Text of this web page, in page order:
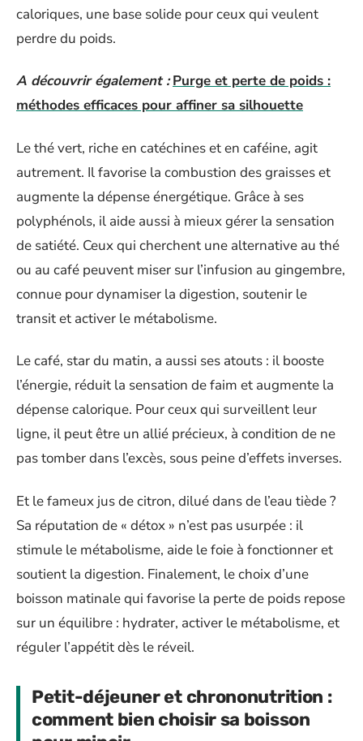
caloriques, une base solide pour ceux qui veulent
perdre du poids.
A découvrir également : Purge et perte de poids :
méthodes efficaces pour affiner sa silhouette
Le thé vert, riche en catéchines et en caféine, agit
autrement. Il favorise la combustion des graisses et
augmente la dépense énergétique. Grâce à ses
polyphénols, il aide aussi à mieux gérer la sensation
de satiété. Ceux qui cherchent une alternative au thé
ou au café peuvent miser sur l’infusion au gingembre,
connue pour dynamiser la digestion, soutenir le
transit et activer le métabolisme.
Le café, star du matin, a aussi ses atouts : il booste
l’énergie, réduit la sensation de faim et augmente la
dépense calorique. Pour ceux qui surveillent leur
ligne, il peut être un allié précieux, à condition de ne
pas tomber dans l’excès, sous peine d’effets inverses.
Et le fameux jus de citron, dilué dans de l’eau tiède ?
Sa réputation de « détox » n’est pas usurpée : il
stimule le métabolisme, aide le foie à fonctionner et
soutient la digestion. Finalement, le choix d’une
boisson matinale qui favorise la perte de poids repose
sur un équilibre : hydrater, activer le métabolisme, et
réguler l’appétit dès le réveil.
Petit-déjeuner et chrononutrition :
comment bien choisir sa boisson